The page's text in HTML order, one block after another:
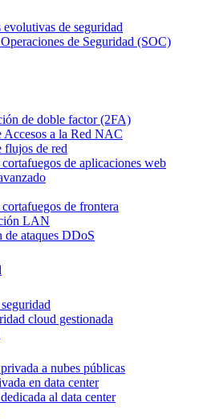
de seguridad
de Seguridad (SOC)
de doble factor (2FA)
Accesos a la Red NAC
flujos de red
de aplicaciones web
de frontera
LAN
ataques DDoS
cloud gestionada
a nubes públicas
en data center
al data center